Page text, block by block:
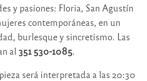
y pasiones: Floria, San Agustín
contemporáneas, en un
burlesque y sincretismo. Las
al 351 530-1085.
será interpretada a las 20:30